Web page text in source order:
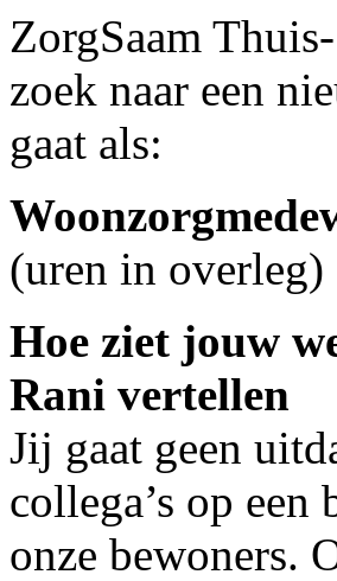
ZorgSaam
zoek naar een
gaat als:
(uren in overleg)
Hoe ziet jouw
Rani vertellen
Jij gaat geen
collega’s op
onze bewoners.